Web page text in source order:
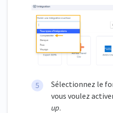
Sélectionnez le
vous voulez
up.